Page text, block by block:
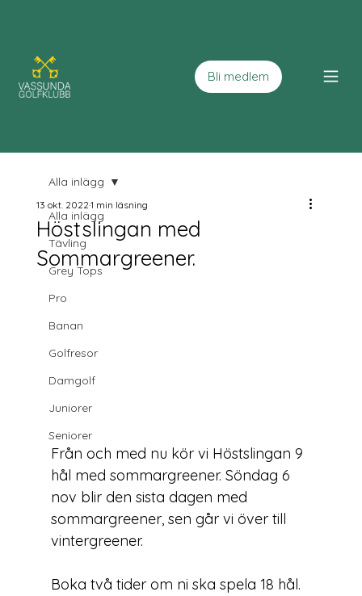
Bli medlem
Alla inlägg
Tävling
Grey Tops
Pro
Banan
Golfresor
Damgolf
Juniorer
Seniorer
Alla inlägg
Höstslingan med
Sommargreener.
13 okt. 20221 min läsning
Från och med nu kör vi Höstslingan 9
hål med sommargreener. Söndag 6
nov blir den sista dagen med
sommargreener, sen går vi över till
vintergreener.
Boka två tider om ni ska spela 18 hål.